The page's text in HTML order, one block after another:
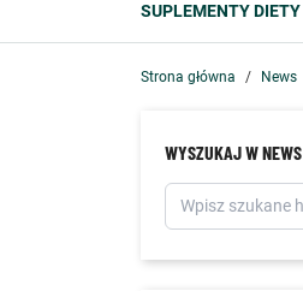
SUPLEMENTY DIETY
Strona główna News
WYSZUKAJ W NEWS